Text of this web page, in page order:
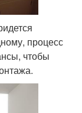
процесс
чтобы